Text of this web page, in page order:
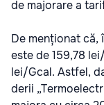
de majorare a
De menționat că,
este de 159,78
lei/Gcal. Ast­fel,
de­rii